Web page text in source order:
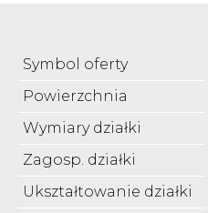
Symbol oferty
Powierzchnia
Wymiary działki
Zagosp. działki
Ukształtowanie działki